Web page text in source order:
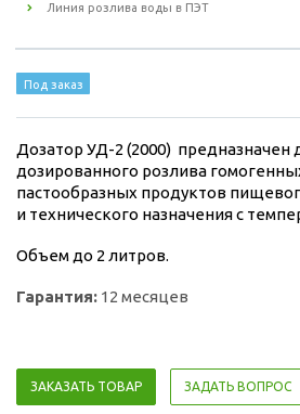
Линия розлива воды в ПЭТ
Под заказ
Дозатор УД-2 (2000) предназначен
дозированного розлива
пастообразных продуктов
и технического назначения с
Объем до 2 литров.
Гарантия: 12 месяцев
ЗАКАЗАТЬ ТОВАР ЗАДАТЬ ВОПРОС